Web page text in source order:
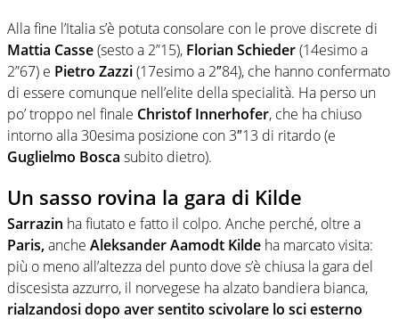
Alla fine l’Italia s’è potuta consolare con le prove discrete di
Mattia Casse(sesto a 2”15), Florian Schieder(14esimo a
2”67) e Pietro Zazzi(17esimo a 2″84), che hanno confermato
di essere comunque nell’elite della specialità. Ha perso un
po’ troppo nel finale Christof Innerhofer, che ha chiuso
intorno alla 30esima posizione con 3″13 di ritardo (e
Guglielmo Bosca subito dietro).
Un sasso rovina la gara di Kilde
Sarrazin ha fiutato e fatto il colpo. Anche perché, oltre a
Paris,anche Aleksander Aamodt Kilde ha marcato visita:
più o meno all’altezza del punto dove s’è chiusa la gara del
discesista azzurro, il norvegese ha alzato bandiera bianca,
rialzandosi dopo aver sentito scivolare lo sci esterno